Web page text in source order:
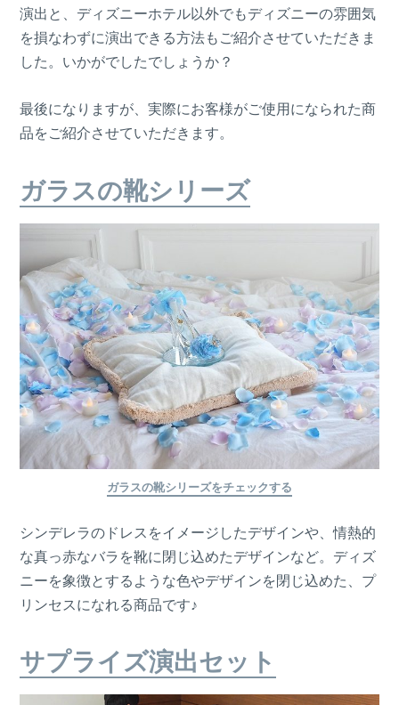
演出と、ディズニーホテル以外でもディズニーの雰囲気
を損なわずに演出できる方法もご紹介させていただきま
した。いかがでしたでしょうか？
最後になりますが、実際にお客様がご使用になられた商
品をご紹介させていただきます。
ガラスの靴シリーズ
ガラスの靴シリーズをチェックする
シンデレラのドレスをイメージしたデザインや、情熱的
な真っ赤なバラを靴に閉じ込めたデザインなど。ディズ
ニーを象徴とするような色やデザインを閉じ込めた、プ
リンセスになれる商品です♪
サプライズ演出セット